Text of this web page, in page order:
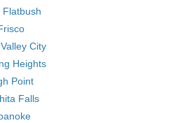
Flatbush
City
Heights
Point
Falls